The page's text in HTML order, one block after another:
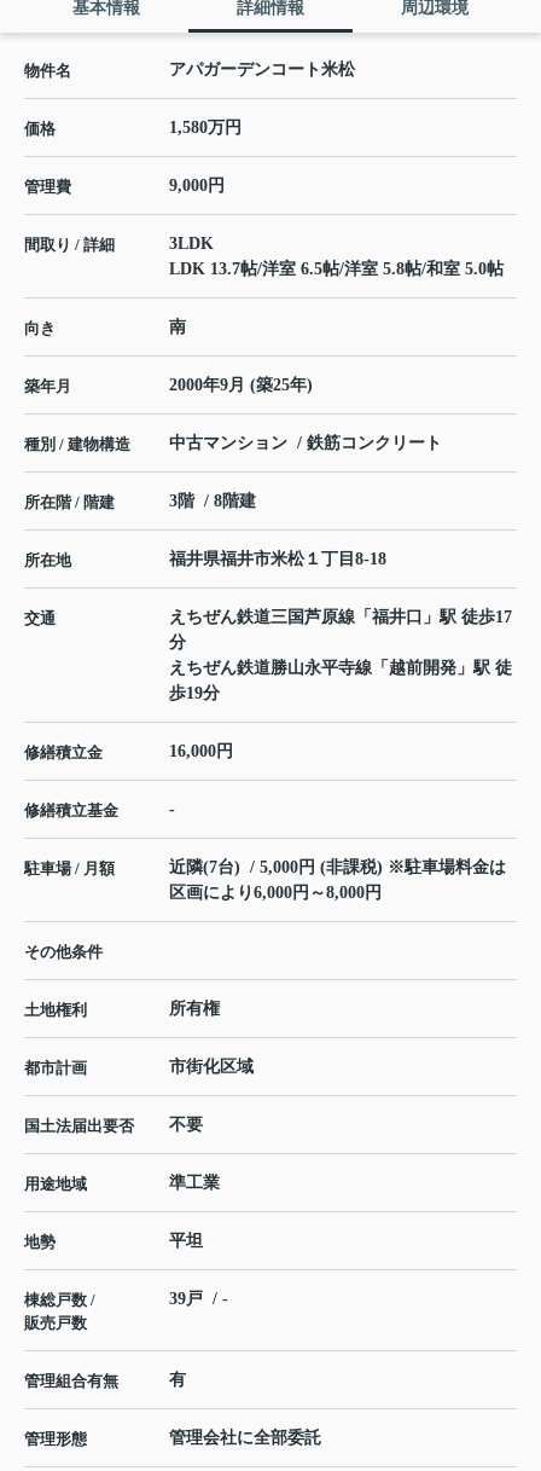
基本情報 詳細情報 周辺環境
物件名 アパガーデンコート米松
価格 1,580万円
管理費 9,000円
間取り / 詳細
3LDK
LDK 13.7帖/洋室 6.5帖/洋室 5.8帖/和室 5.0帖
向き 南
築年月 2000年9月 (築25年)
種別 / 建物構造 中古マンション / 鉄筋コンクリート
所在階 / 階建 3階 / 8階建
所在地 福井県福井市米松１丁目8-18
交通 えちぜん鉄道三国芦原線 「 福井口 」駅 徒歩17
分
えちぜん鉄道勝山永平寺線 「 越前開発 」駅 徒
歩19分
修繕積立金 16,000円
修繕積立基金 -
駐車場 / 月額
近隣(7台) / 5,000円 (非課税) ※駐車場料金は
区画により6,000円～8,000円
その他条件
土地権利 所有権
都市計画 市街化区域
国土法届出要否 不要
用途地域 準工業
地勢 平坦
棟総戸数 /
販売戸数
39戸 / -
管理組合有無 有
管理形態 管理会社に全部委託